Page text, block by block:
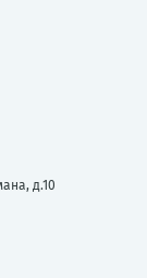
д.10